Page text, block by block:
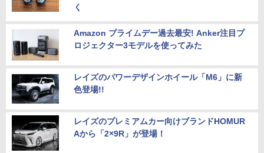
く
Amazon プライムデー過去最安! Anker注目プ
ロジェクター3モデルを使ってみた
レイズのパワーデザインホイール「M6」に新
色登場!!
レイズのプレミアムカー向けブランドHOMUR
Aから「2×9R」が登場！